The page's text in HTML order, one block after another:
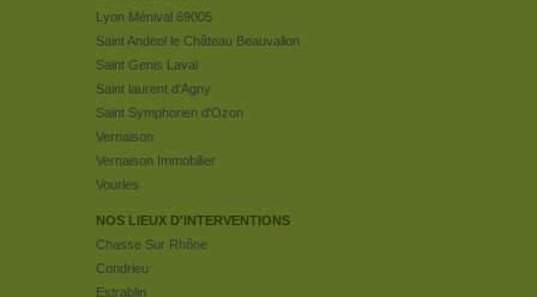
Lyon Ménival 69005
Saint Andeol le Château Beauvallon
Saint Genis Laval
Saint laurent d'Agny
Saint Symphorien d'Ozon
Vernaison
Vernaison Immobilier
Vourles
NOS LIEUX D'INTERVENTIONS
Chasse Sur Rhône
Condrieu
Estrablin